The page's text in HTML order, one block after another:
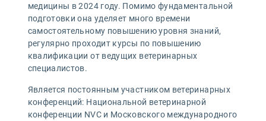
медицины в 2024 году. Помимо фундаментальной
подготовки она уделяет много времени
самостоятельному повышению уровня знаний,
регулярно проходит курсы по повышению
квалификации от ведущих ветеринарных
специалистов.
Является постоянным участником ветеринарных
конференций: Национальной ветеринарной
конференции NVC и Московского международного